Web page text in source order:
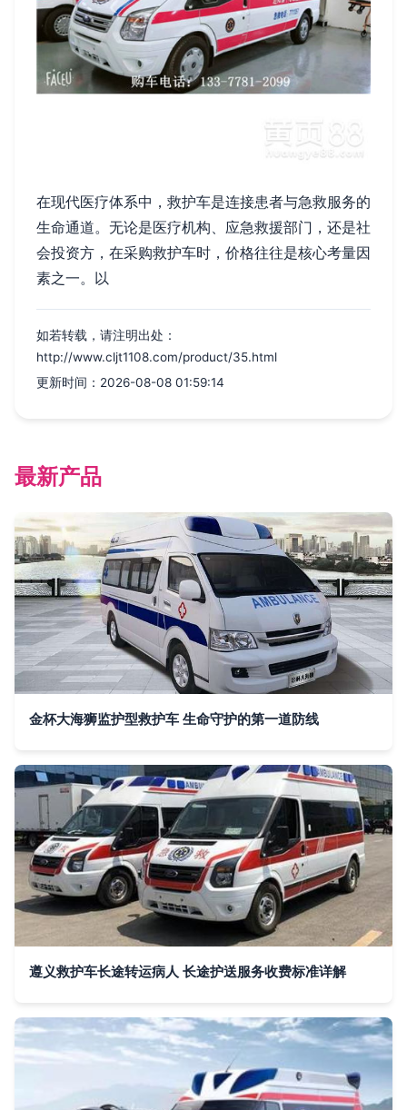
在现代医疗体系中，救护车是连接患者与急救服务的
生命通道。无论是医疗机构、应急救援部门，还是社
会投资方，在采购救护车时，价格往往是核心考量因
素之一。以
如若转载，请注明出处：
http://www.cljt1108.com/product/35.html
更新时间：2026-08-08 01:59:14
最新产品
金杯大海狮监护型救护车 生命守护的第一道防线
遵义救护车长途转运病人 长途护送服务收费标准详解